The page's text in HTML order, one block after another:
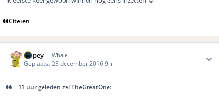
Citeren
Dopey Whale
Geplaatst 23 december 20169 jr
11 uur geleden zei TheGreatOne: